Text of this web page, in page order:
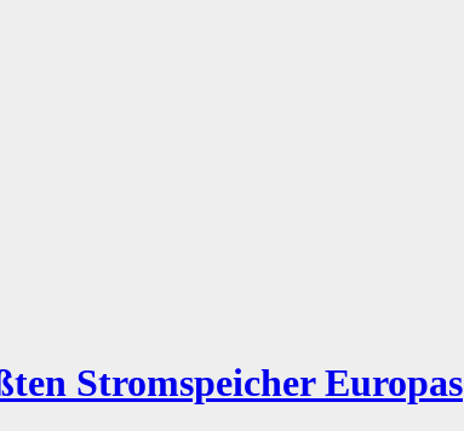
Stromspeicher Europas